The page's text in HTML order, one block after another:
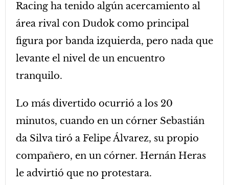
Racing ha tenido algún acercamiento al
área rival con Dudok como principal
figura por banda izquierda, pero nada que
levante el nivel de un encuentro
tranquilo.
Lo más divertido ocurrió a los 20
minutos, cuando en un córner Sebastián
da Silva tiró a Felipe Álvarez, su propio
compañero, en un córner. Hernán Heras
le advirtió que no protestara.